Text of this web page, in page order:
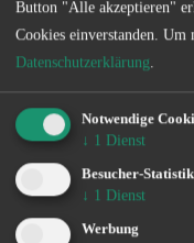
Button "Alle akzeptieren"
Cookies einverstanden. Um
Datenschutzerklärung.
Notwendige
↓ 1 Dienst
Besucher-
↓ 1 Dienst
Werbung